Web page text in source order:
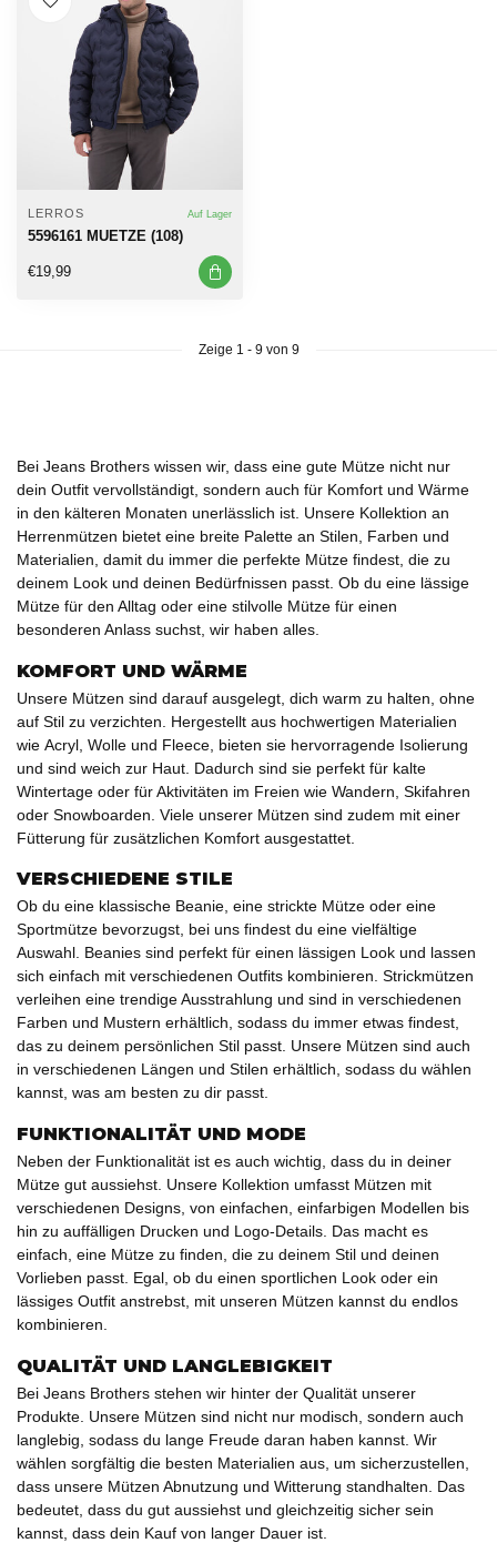
LERROS Auf Lager
5596161 MUETZE (108)
€19,99
Zeige 1 - 9 von 9
Bei Jeans Brothers wissen wir, dass eine gute Mütze nicht nur
dein Outfit vervollständigt, sondern auch für Komfort und Wärme
in den kälteren Monaten unerlässlich ist. Unsere Kollektion an
Herrenmützen bietet eine breite Palette an Stilen, Farben und
Materialien, damit du immer die perfekte Mütze findest, die zu
deinem Look und deinen Bedürfnissen passt. Ob du eine lässige
Mütze für den Alltag oder eine stilvolle Mütze für einen
besonderen Anlass suchst, wir haben alles.
KOMFORT UND WÄRME
Unsere Mützen sind darauf ausgelegt, dich warm zu halten, ohne
auf Stil zu verzichten. Hergestellt aus hochwertigen Materialien
wie Acryl, Wolle und Fleece , bieten sie hervorragende Isolierung
und sind weich zur Haut. Dadurch sind sie perfekt für kalte
Wintertage oder für Aktivitäten im Freien wie Wandern, Skifahren
oder Snowboarden. Viele unserer Mützen sind zudem mit einer
Fütterung für zusätzlichen Komfort ausgestattet.
VERSCHIEDENE STILE
Ob du eine klassische Beanie, eine strickte Mütze oder eine
Sportmütze bevorzugst, bei uns findest du eine vielfältige
Auswahl. Beanies sind perfekt für einen lässigen Look und lassen
sich einfach mit verschiedenen Outfits kombinieren. Strickmützen
verleihen eine trendige Ausstrahlung und sind in verschiedenen
Farben und Mustern erhältlich, sodass du immer etwas findest,
das zu deinem persönlichen Stil passt. Unsere Mützen sind auch
in verschiedenen Längen und Stilen erhältlich, sodass du wählen
kannst, was am besten zu dir passt.
FUNKTIONALITÄT UND MODE
Neben der Funktionalität ist es auch wichtig, dass du in deiner
Mütze gut aussiehst. Unsere Kollektion umfasst Mützen mit
verschiedenen Designs, von einfachen, einfarbigen Modellen bis
hin zu auffälligen Drucken und Logo-Details . Das macht es
einfach, eine Mütze zu finden, die zu deinem Stil und deinen
Vorlieben passt. Egal, ob du einen sportlichen Look oder ein
lässiges Outfit anstrebst, mit unseren Mützen kannst du endlos
kombinieren.
QUALITÄT UND LANGLEBIGKEIT
Bei Jeans Brothers stehen wir hinter der Qualität unserer
Produkte. Unsere Mützen sind nicht nur modisch, sondern auch
langlebig, sodass du lange Freude daran haben kannst. Wir
wählen sorgfältig die besten Materialien aus, um sicherzustellen,
dass unsere Mützen Abnutzung und Witterung standhalten. Das
bedeutet, dass du gut aussiehst und gleichzeitig sicher sein
kannst, dass dein Kauf von langer Dauer ist.